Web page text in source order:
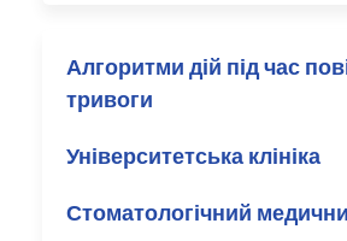
Алгоритми дій під час
тривоги
Університетська клініка
Стоматологічний